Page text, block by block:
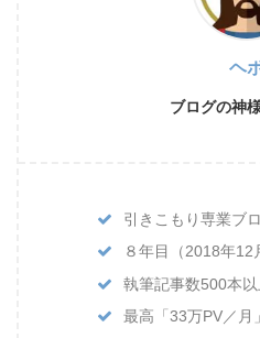
ヘ
ブログの神
引きこもり専業ブ
８年目（2018年12
執筆記事数500本以
最高「33万PV／月